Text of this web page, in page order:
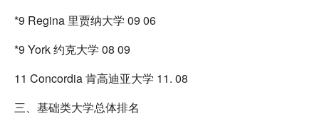
*9 Regina 里贾纳大学 09 06
*9 York 约克大学 08 09
11 Concordia 肯高迪亚大学 11. 08
三、基础类大学总体排名